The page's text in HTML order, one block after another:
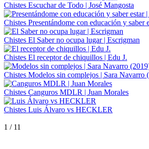
Chistes Escuchar de Todo | José Mangosta
Chistes Presentándome con educación y saber
Chistes El Saber no ocupa lugar | Escrigman
Chistes El receptor de chiquillos | Edu J.
Chistes Modelos sin complejos | Sara Navarro
Chistes Canguros MDLR | Juan Morales
Chistes Luis Álvaro vs HECKLER
1 / 11